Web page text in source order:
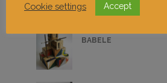
BABELE
Cookie settings Accept